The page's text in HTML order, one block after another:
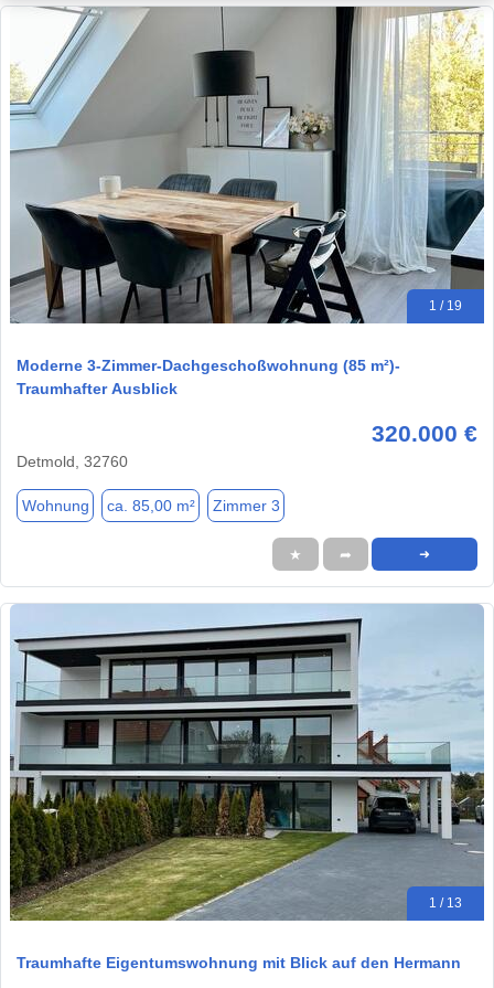
1 / 19
Moderne 3-Zimmer-Dachgeschoßwohnung (85 m²)-
Traumhafter Ausblick
320.000 €
Detmold, 32760
Wohnung ca. 85,00 m² Zimmer 3
★ ➦ ➜
1 / 13
Traumhafte Eigentumswohnung mit Blick auf den Hermann